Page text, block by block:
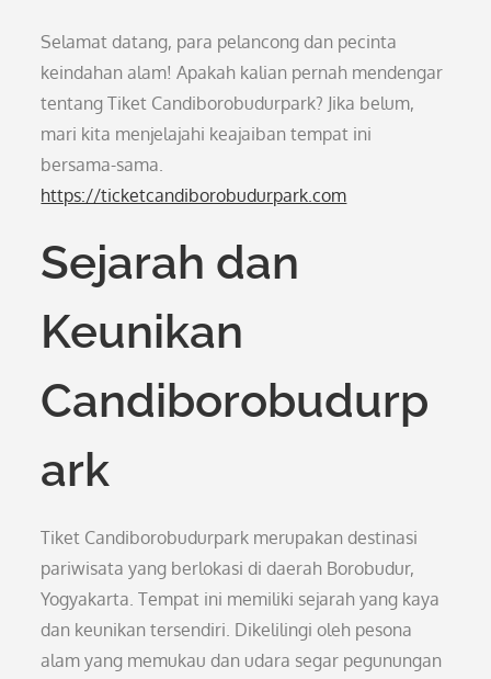
Selamat datang, para pelancong dan pecinta
keindahan alam! Apakah kalian pernah mendengar
tentang Tiket Candiborobudurpark? Jika belum,
mari kita menjelajahi keajaiban tempat ini
bersama-sama.
https://ticketcandiborobudurpark.com
Sejarah dan
Keunikan
Candiborobudurp
ark
Tiket Candiborobudurpark merupakan destinasi
pariwisata yang berlokasi di daerah Borobudur,
Yogyakarta. Tempat ini memiliki sejarah yang kaya
dan keunikan tersendiri. Dikelilingi oleh pesona
alam yang memukau dan udara segar pegunungan